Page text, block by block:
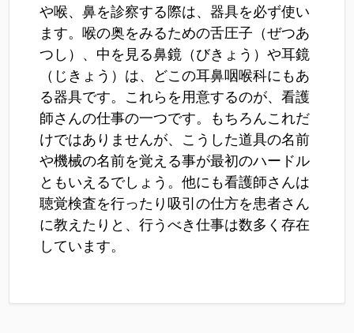
や喉、鼻を診察する際は、器具を必ず使い
ます。喉の奥をみるための舌圧子（ぜつあ
つし）、中を見る鼻鏡（びきょう）や耳鏡
（じきょう）は、どこの耳鼻咽喉科にもあ
る器具です。これらを用意するのが、看護
師さんの仕事の一つです。もちろんこれだ
けではありませんが、こうした道具の名前
や機械の名前を覚える事が最初のハードル
ともいえるでしょう。他にも看護師さんは
聴覚検査を行ったり吸引の仕方を患者さん
に教えたりと、行うべき仕事は数多く存在
しています。